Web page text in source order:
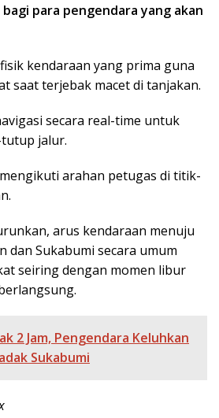
para pengendara yang akan
kendaraan yang prima guna
saat terjebak macet di tanjakan.
secara real-time untuk
jalur.
arahan petugas di titik-
arus kendaraan menuju
dan Sukabumi secara umum
seiring dengan momen libur
2 Jam, Pengendara Keluhkan
Sukabumi